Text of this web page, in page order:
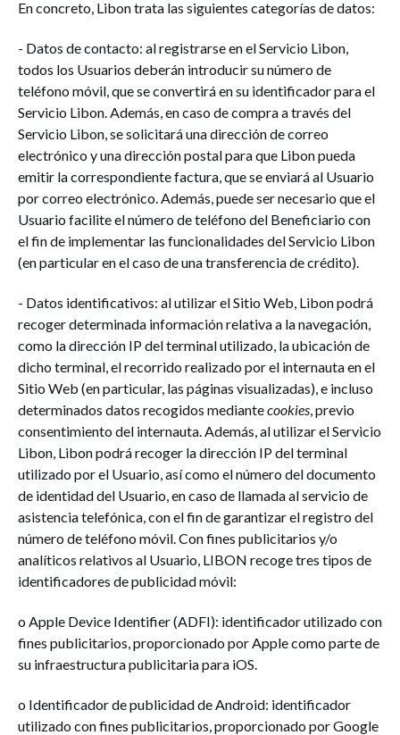
En concreto, Libon trata las siguientes categorías de datos:
- Datos de contacto: al registrarse en el Servicio Libon,
todos los Usuarios deberán introducir su número de
teléfono móvil, que se convertirá en su identificador para el
Servicio Libon. Además, en caso de compra a través del
Servicio Libon, se solicitará una dirección de correo
electrónico y una dirección postal para que Libon pueda
emitir la correspondiente factura, que se enviará al Usuario
por correo electrónico. Además, puede ser necesario que el
Usuario facilite el número de teléfono del Beneficiario con
el fin de implementar las funcionalidades del Servicio Libon
(en particular en el caso de una transferencia de crédito).
- Datos identificativos: al utilizar el Sitio Web, Libon podrá
recoger determinada información relativa a la navegación,
como la dirección IP del terminal utilizado, la ubicación de
dicho terminal, el recorrido realizado por el internauta en el
Sitio Web (en particular, las páginas visualizadas), e incluso
determinados datos recogidos mediantecookies, previo
consentimiento del internauta. Además, al utilizar el Servicio
Libon, Libon podrá recoger la dirección IP del terminal
utilizado por el Usuario, así como el número del documento
de identidad del Usuario, en caso de llamada al servicio de
asistencia telefónica, con el fin de garantizar el registro del
número de teléfono móvil. Con fines publicitarios y/o
analíticos relativos al Usuario, LIBON recoge tres tipos de
identificadores de publicidad móvil:
o Apple Device Identifier (ADFI): identificador utilizado con
fines publicitarios, proporcionado por Apple como parte de
su infraestructura publicitaria para iOS.
o Identificador de publicidad de Android: identificador
utilizado con fines publicitarios, proporcionado por Google